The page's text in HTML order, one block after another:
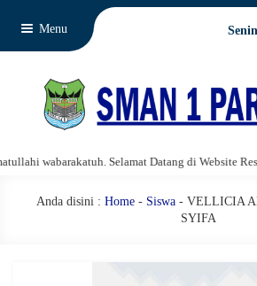
Menu
wabarakatuh. Selamat Datang di Website
Anda disini : Home - Siswa - VELLICIA
SYIFA